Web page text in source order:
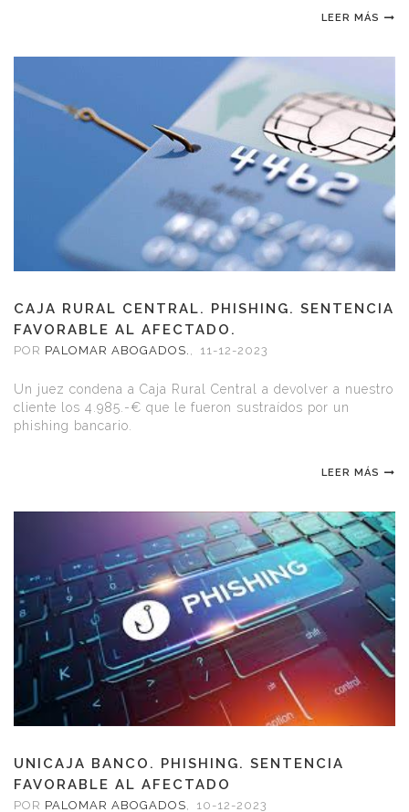
LEER MÁS
CAJA RURAL CENTRAL. PHISHING. SENTENCIA
FAVORABLE AL AFECTADO.
POR PALOMAR ABOGADOS. , 11-12-2023
Un juez condena a Caja Rural Central a devolver a nuestro
cliente los 4.985.-€ que le fueron sustraídos por un
phishing bancario.
LEER MÁS
UNICAJA BANCO. PHISHING. SENTENCIA
FAVORABLE AL AFECTADO
POR PALOMAR ABOGADOS, 10-12-2023